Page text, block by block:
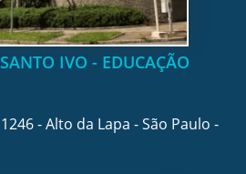
IVO - EDUCAÇÃO
- Alto da Lapa - São Paulo -